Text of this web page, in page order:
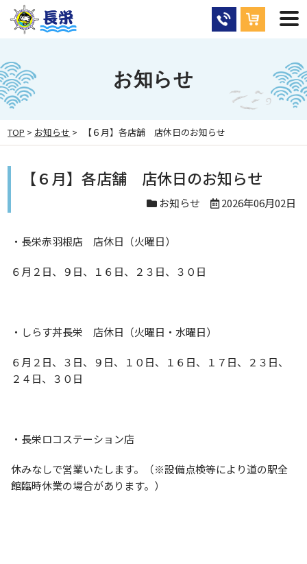
お知らせ
TOP > お知らせ > 【６月】各店舗 店休日のお知らせ
【６月】各店舗 店休日のお知らせ
お知らせ 2026年06月02日
・長栄赤羽根店 店休日（火曜日）
６月２日、９日、１６日、２３日、３０日
・しらす丼長栄 店休日（火曜日・水曜日）
６月２日、３日、９日、１０日、１６日、１７日、２３日、
２４日、３０日
・長栄ロコステーション店
休みなしで営業いたします。（※設備点検等により道の駅全
館臨時休業の場合があります。）